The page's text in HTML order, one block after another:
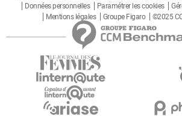
Données personnelles
Paramétrer les cookies
Mentions légales
Groupe Figaro ©2025